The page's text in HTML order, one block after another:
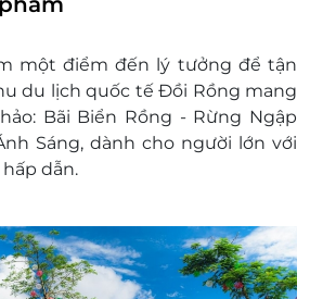
016
tiền thừa.
đồng thời với chương tr ình
gồm thuế VAT
khi đã mua
trướcngàysử dụng dịch vụ,
nhậnmãbooking t ới cửađổivé
một điểm đến lý tưởng để tận
du lịch quốc tế Đồi Rồng mang
Bãi Biển Rồng - Rừng Ngập
Sáng, dành cho người lớn với
dẫn.